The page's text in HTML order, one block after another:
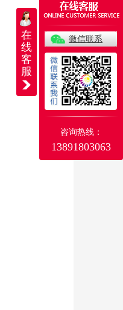
在
线
客
服
微信联系
咨询热线：
13891803063